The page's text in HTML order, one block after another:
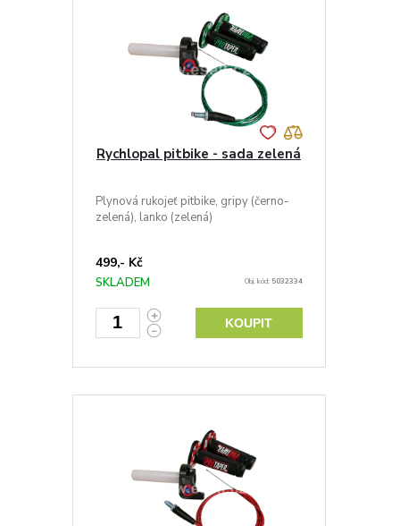
Rychlopal pitbike - sada zelená
Plynová rukojeť pitbike, gripy (černo-
zelená), lanko (zelená)
499,- Kč
SKLADEM Obj. kód: 5032334
KOUPIT